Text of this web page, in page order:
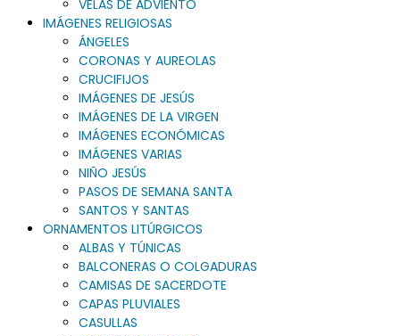
VELAS DE ADVIENTO
IMÁGENES RELIGIOSAS
ÁNGELES
CORONAS Y AUREOLAS
CRUCIFIJOS
IMÁGENES DE JESÚS
IMÁGENES DE LA VIRGEN
IMÁGENES ECONÓMICAS
IMÁGENES VARIAS
NIÑO JESÚS
PASOS DE SEMANA SANTA
SANTOS Y SANTAS
ORNAMENTOS LITÚRGICOS
ALBAS Y TÚNICAS
BALCONERAS O COLGADURAS
CAMISAS DE SACERDOTE
CAPAS PLUVIALES
CASULLAS